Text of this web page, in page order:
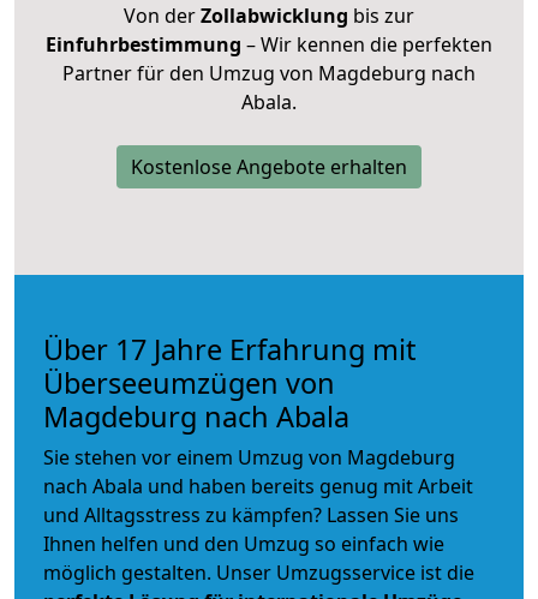
Von derZollabwicklung bis zur
Einfuhrbestimmung – Wir kennen die perfekten
Partner für den Umzug von Magdeburg nach
Abala.
Kostenlose Angebote erhalten
Über 17 Jahre Erfahrung mit
Überseeumzügen von
Magdeburg nach Abala
Sie stehen vor einem Umzug von Magdeburg
nach Abala und haben bereits genug mit Arbeit
und Alltagsstress zu kämpfen? Lassen Sie uns
Ihnen helfen und den Umzug so einfach wie
möglich gestalten. Unser Umzugsservice ist die